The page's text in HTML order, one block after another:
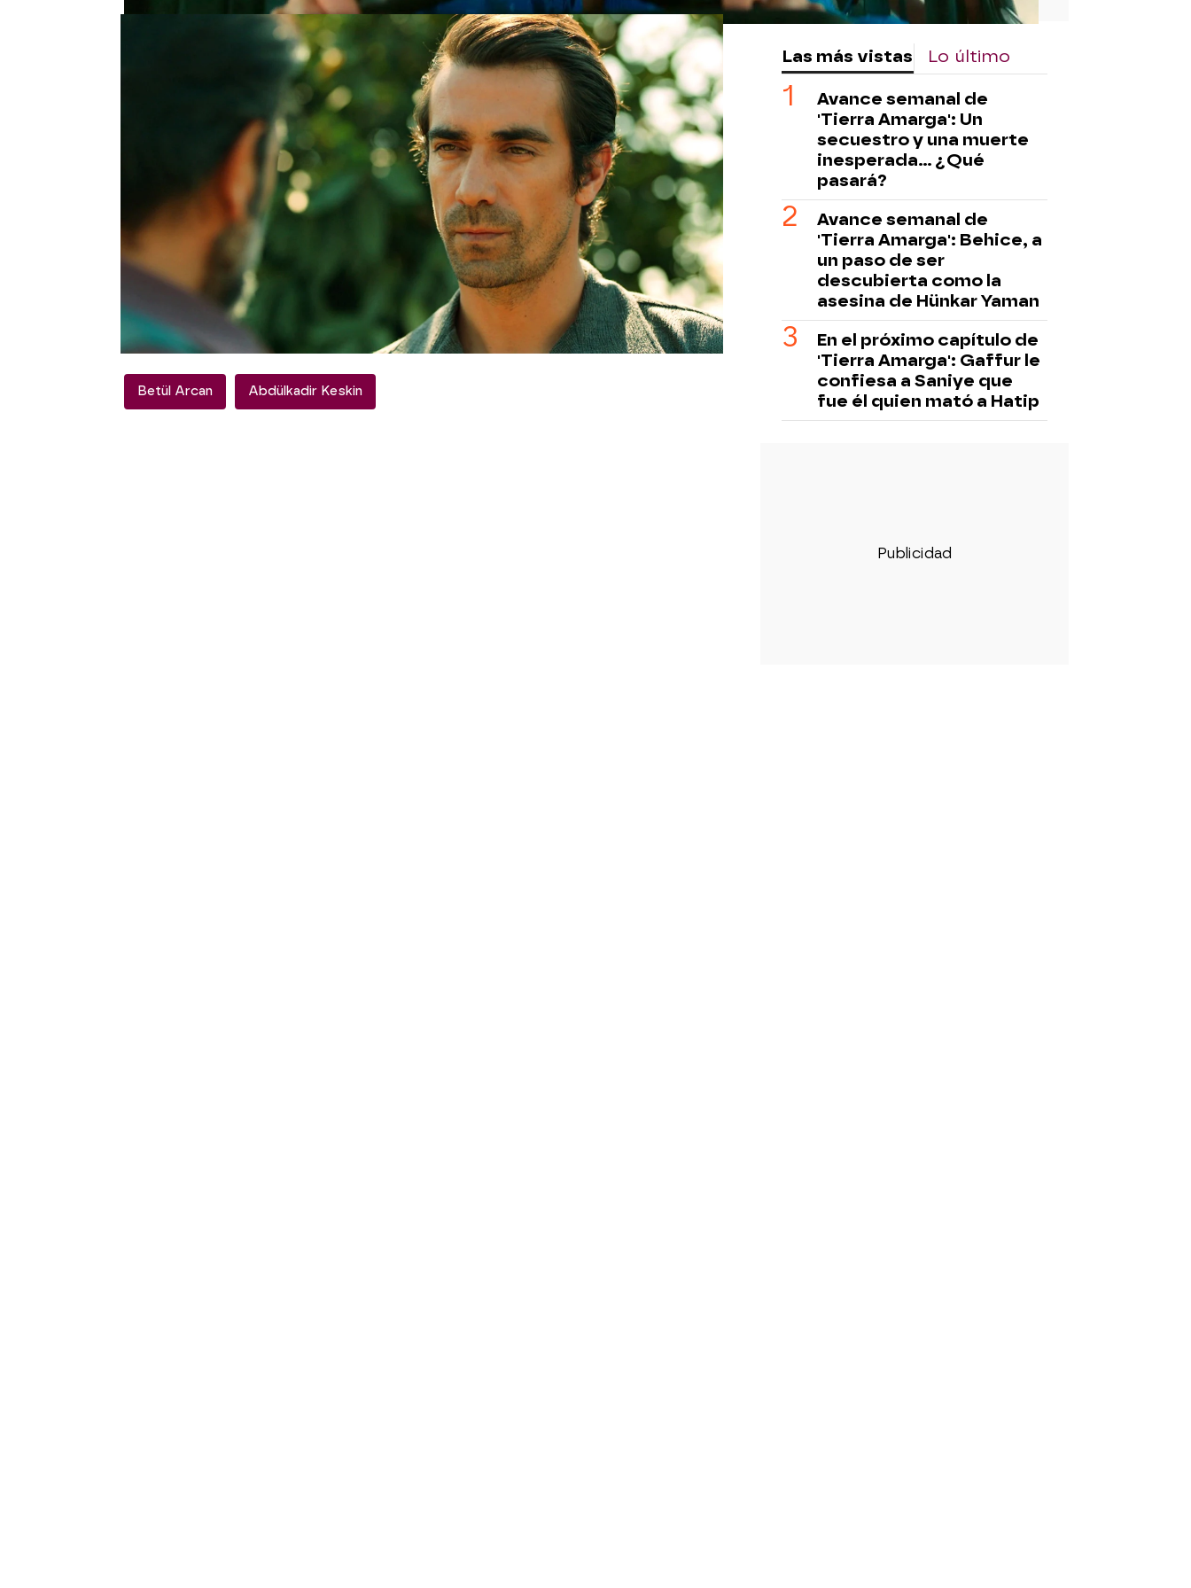
Además, el padre de
ha llegado a Çukurova. La primera
parada del hombre ha sido el cementerio. Lamenta no haber
podido ver a su hija antes de que muriese… Su segunda parada
ha sido el juzgado. Ha ido a ver al fiscal porque cree que la
doctora no murió por un accidente. ¿Descubrirá lo que ocurrió
en realidad? ¿Qué hace el hombre allí? ¿Por qué ha aparecido
repentinamente?
En el próximo capítulo de‘ Tierra Amarga
veremos como
Abdülkadir
se enfada con su sociaBetül.La joven no le coge
el teléfono y el nota que últimamente no está por la labor de
complacerle... ¡Así que decide darle un pequeño susto! El
hombre la sigue por la carretera e intenta que la hija de Sermin
tenga un accidente... ¿En qué quedará todo?
¡ Adelántate a la emisión en ATRESplayer PREMIUM!
Betül Arcan Abdülkadir Keskin
Las más vistas Lo último
Avance semanal de
'Tierra Amarga': Un
secuestro y una muerte
inesperada... ¿Qué
pasará?
Avance semanal de
'Tierra Amarga': Behice, a
un paso de ser
descubierta como la
asesina de Hünkar Yaman
En el próximo capítulo de
'Tierra Amarga': Gaffur le
confiesa a Saniye que
fue él quien mató a Hatip